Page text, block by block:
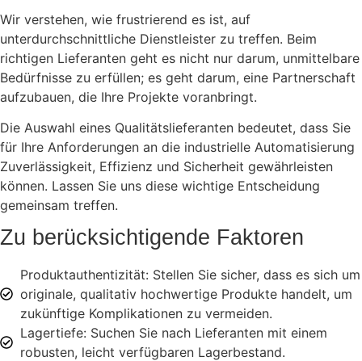
Wir verstehen, wie frustrierend es ist, auf
unterdurchschnittliche Dienstleister zu treffen. Beim
richtigen Lieferanten geht es nicht nur darum, unmittelbare
Bedürfnisse zu erfüllen; es geht darum, eine Partnerschaft
aufzubauen, die Ihre Projekte voranbringt.
Die Auswahl eines Qualitätslieferanten bedeutet, dass Sie
für Ihre Anforderungen an die industrielle Automatisierung
Zuverlässigkeit, Effizienz und Sicherheit gewährleisten
können. Lassen Sie uns diese wichtige Entscheidung
gemeinsam treffen.
Zu berücksichtigende Faktoren
Produktauthentizität: Stellen Sie sicher, dass es sich um
originale, qualitativ hochwertige Produkte handelt, um
zukünftige Komplikationen zu vermeiden.
Lagertiefe: Suchen Sie nach Lieferanten mit einem
robusten, leicht verfügbaren Lagerbestand.